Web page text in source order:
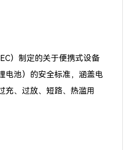
）制定的关于便携式设备
电池）的安全标准，涵盖电
充、过放、短路、热滥用